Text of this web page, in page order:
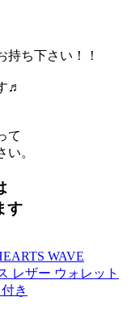
ち下さい！！
♬
て
。
す